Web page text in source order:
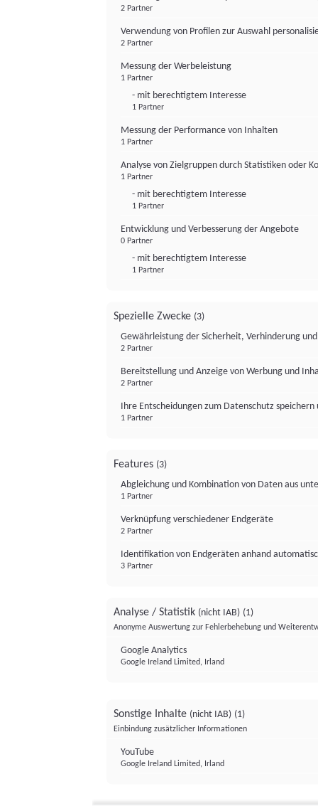
2 Partner
Verwendung von Profilen zur Auswahl
2 Partner
Messung der Werbeleistung
1 Partner
- mit berechtigtem Interesse
1 Partner
Messung der Performance von Inhalten
1 Partner
Analyse von Zielgruppen durch Statistiken oder
1 Partner
- mit berechtigtem Interesse
1 Partner
Entwicklung und Verbesserung der Angebote
0 Partner
- mit berechtigtem Interesse
1 Partner
Spezielle Zwecke (3)
Gewährleistung der Sicherheit, Verhinderung
2 Partner
Bereitstellung und Anzeige von Werbung und
2 Partner
Ihre Entscheidungen zum Datenschutz
1 Partner
Features (3)
Abgleichung und Kombination von Daten aus
1 Partner
Verknüpfung verschiedener Endgeräte
2 Partner
Identifikation von Endgeräten anhand
3 Partner
Analyse / Statistik (nicht IAB) (1)
Anonyme Auswertung zur Fehlerbehebung und
Google Analytics
Google Ireland Limited, Irland
Sonstige Inhalte (nicht IAB) (1)
Einbindung zusätzlicher Informationen
YouTube
Google Ireland Limited, Irland